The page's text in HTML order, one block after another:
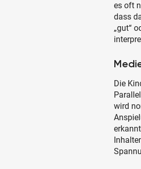
es oft
dass
„gut“
Die
wird